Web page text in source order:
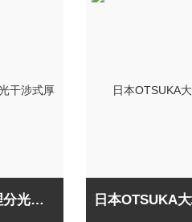
日本OTSUKA大塚西南代理分光干涉式厚度计